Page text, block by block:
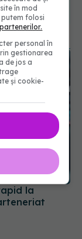
la
în mod
folosi
personal în
gestionarea
de jos a
și cookie-